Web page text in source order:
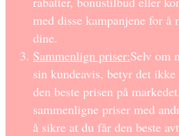
med disse kampanjene for å
dine.
Sammenlign priser:Selv om
sin kundeavis, betyr det
den beste prisen på
sammenligne priser med
å sikre at du får den beste